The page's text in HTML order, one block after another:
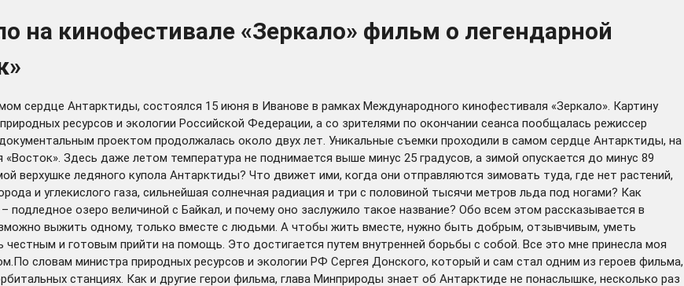
на кинофестивале «Зеркало» фильм о легендарной
сердце Антарктиды, состоялся 15 июня в Иванове в рамках Международного кинофестиваля «Зеркало». Картину
ресурсов и экологии Российской Федерации, а со зрителями по окончании сеанса пообщалась режиссер
проектом продолжалась около двух лет. Уникальные съемки проходили в самом сердце Антарктиды, на
Здесь даже летом температура не поднимается выше минус 25 градусов, а зимой опускается до минус 89
верхушке ледяного купола Антарктиды? Что движет ими, когда они отправляются зимовать туда, где нет растений,
и углекислого газа, сильнейшая солнечная радиация и три с половиной тысячи метров льда под ногами? Как
подледное озеро величиной с Байкал, и почему оно заслужило такое название? Обо всем этом рассказывается в
выжить одному, только вместе с людьми. А чтобы жить вместе, нужно быть добрым, отзывчивым, уметь
и готовым прийти на помощь. Это достигается путем внутренней борьбы с собой. Все это мне принесла моя
словам министра природных ресурсов и экологии РФ Сергея Донского, который и сам стал одним из героев фильма,
станциях. Как и другие герои фильма, глава Минприроды знает об Антарктиде не понаслышке, несколько раз